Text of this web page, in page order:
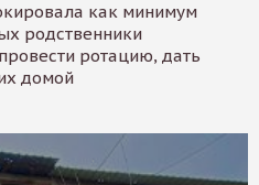
как минимум
родственники
ротацию, дать
домой